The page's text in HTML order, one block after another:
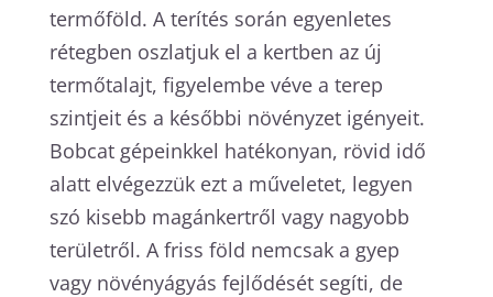
termőföld. A terítés során egyenletes
rétegben oszlatjuk el a kertben az új
termőtalajt, figyelembe véve a terep
szintjeit és a későbbi növényzet igényeit.
Bobcat gépeinkkel hatékonyan, rövid idő
alatt elvégezzük ezt a műveletet, legyen
szó kisebb magánkertről vagy nagyobb
területről. A friss föld nemcsak a gyep
vagy növényágyás fejlődését segíti, de